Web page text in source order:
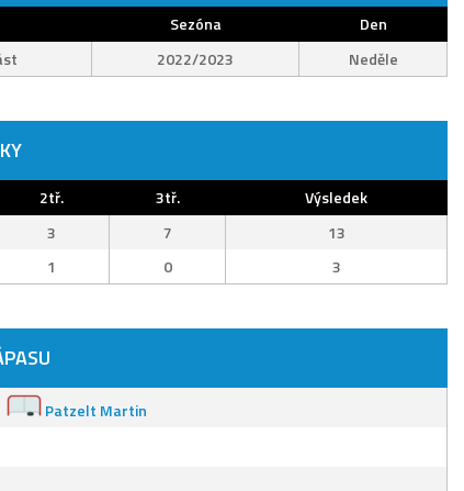
Sezóna
Den
2022/2023 Neděle
2tř. 3tř.
Výsledek
3 7
13
1 0 3
Patzelt Martin